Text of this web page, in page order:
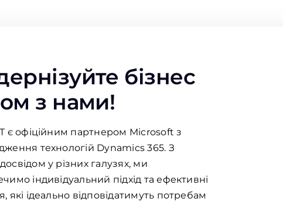
бізнес
з нами!
є офіційним партнером Microsoft з
технологій Dynamics 365. З
у різних галузях, ми
індивідуальний підхід та ефективні
які ідеально відповідатимуть потребам